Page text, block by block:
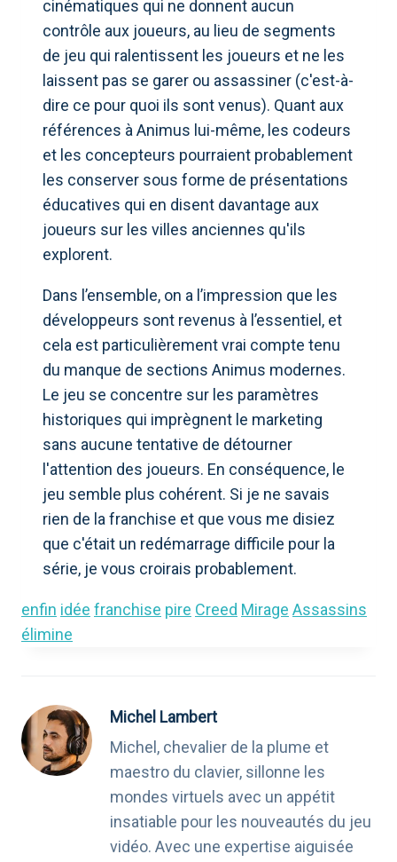
cinématiques qui ne donnent aucun
contrôle aux joueurs, au lieu de segments
de jeu qui ralentissent les joueurs et ne les
laissent pas se garer ou assassiner (c'est-à-
dire ce pour quoi ils sont venus). Quant aux
références à Animus lui-même, les codeurs
et les concepteurs pourraient probablement
les conserver sous forme de présentations
éducatives qui en disent davantage aux
joueurs sur les villes anciennes qu'ils
explorent.
Dans l’ensemble, on a l’impression que les
développeurs sont revenus à l’essentiel, et
cela est particulièrement vrai compte tenu
du manque de sections Animus modernes.
Le jeu se concentre sur les paramètres
historiques qui imprègnent le marketing
sans aucune tentative de détourner
l'attention des joueurs. En conséquence, le
jeu semble plus cohérent. Si je ne savais
rien de la franchise et que vous me disiez
que c'était un redémarrage difficile pour la
série, je vous croirais probablement.
enfin idée franchise pire Creed Mirage Assassins
élimine
Michel Lambert
Michel, chevalier de la plume et
maestro du clavier, sillonne les
mondes virtuels avec un appétit
insatiable pour les nouveautés du jeu
vidéo. Avec une expertise aiguisée